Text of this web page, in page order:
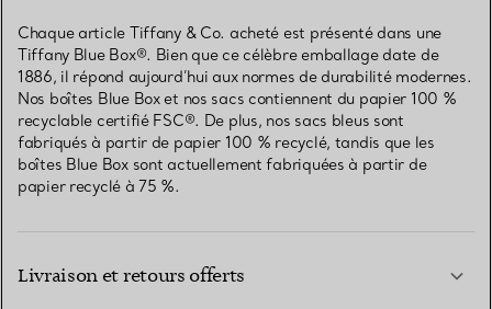
Chaque article Tiffany & Co. acheté est présenté dans une
Tiffany Blue Box®. Bien que ce célèbre emballage date de
1886, il répond aujourd’hui aux normes de durabilité modernes.
Nos boîtes Blue Box et nos sacs contiennent du papier 100 %
recyclable certifié FSC®. De plus, nos sacs bleus sont
fabriqués à partir de papier 100 % recyclé, tandis que les
boîtes Blue Box sont actuellement fabriquées à partir de
papier recyclé à 75 %.
Livraison et retours offerts